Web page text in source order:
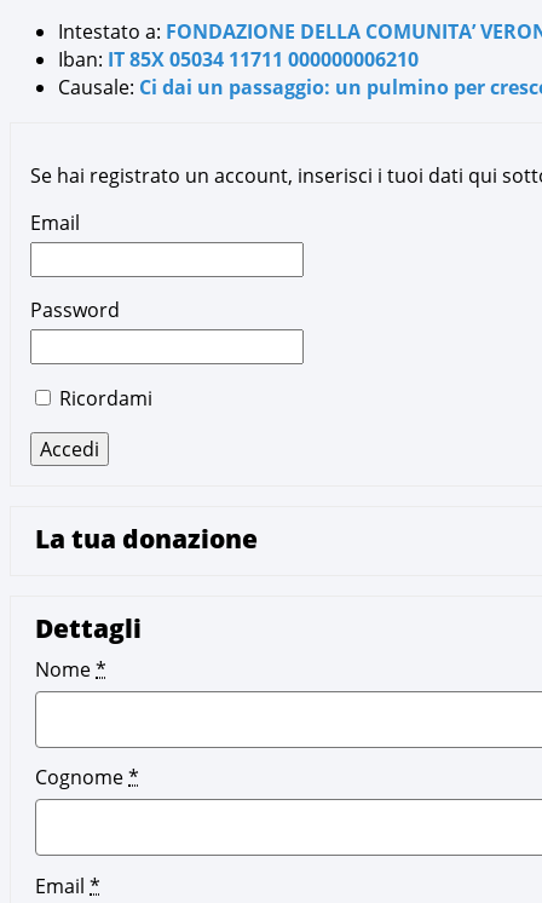
Intestato a: FONDAZIONE DELLA COMUNITA’
Iban: IT 85X 05034 11711 000000006210
Causale: Ci dai un passaggio: un pulmino per
Se hai registrato un account, inserisci i tuoi dati qui
Email
Password
Ricordami
La tua donazione
Dettagli
Nome*
Cognome*
Email *